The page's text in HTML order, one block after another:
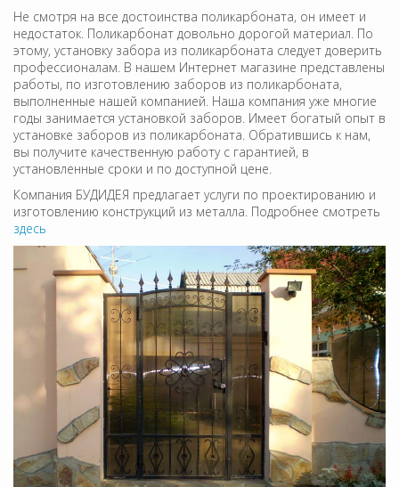
Не смотря на все достоинства поликарбоната, он имеет и
недостаток. Поликарбонат довольно дорогой материал. По
этому, установку забора из поликарбоната следует доверить
профессионалам. В нашем Интернет магазине представлены
работы, по изготовлению заборов из поликарбоната,
выполненные нашей компанией. Наша компания уже многие
годы занимается установкой заборов. Имеет богатый опыт в
установке заборов из поликарбоната. Обратившись к нам,
вы получите качественную работу с гарантией, в
установленные сроки и по доступной цене.
Компания БУДИДЕЯ предлагает услуги по проектированию и
изготовлению конструкций из металла. Подробнее смотреть
здесь